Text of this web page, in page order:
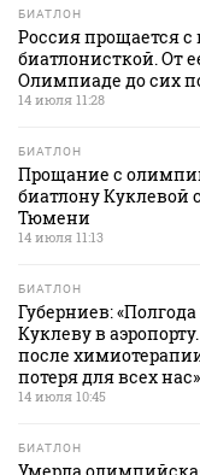
БИАТЛОН
Россия прощается с
биатлонисткой. От
Олимпиаде до сих
14 июля 11:28
БИАТЛОН
Прощание с
биатлону Куклевой
Тюмени
14 июля 11:13
БИАТЛОН
Губерниев:
Куклеву в
после
потеря для всех нас»
14 июля 10:45
БИАТЛОН